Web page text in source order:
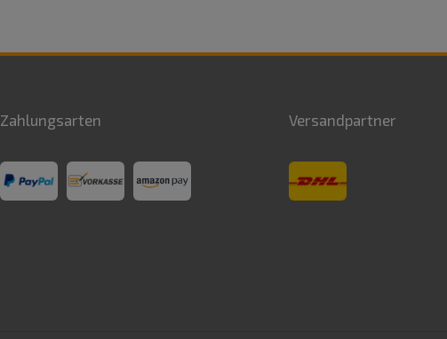
Zahlungsarten Versandpartner